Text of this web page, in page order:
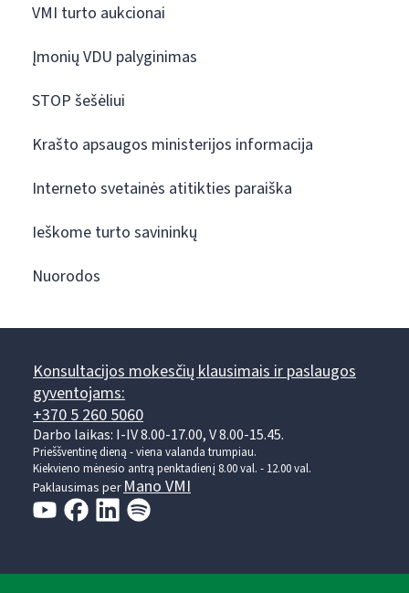
VMI turto aukcionai
Įmonių VDU palyginimas
STOP šešėliui
Krašto apsaugos ministerijos informacija
Interneto svetainės atitikties paraiška
Ieškome turto savininkų
Nuorodos
Konsultacijos mokesčių klausimais ir paslaugos
gyventojams:
+370 5 260 5060
Darbo laikas: I-IV 8.00-17.00, V 8.00-15.45.
Prieššventinę dieną - viena valanda trumpiau.
Kiekvieno mėnesio antrą penktadienį 8.00 val. - 12.00 val.
Paklausimas per Mano VMI